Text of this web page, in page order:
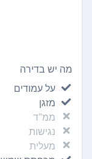
מה יש בדירה
על עמודים
מזגן
ממ"ד
נגישות
מעלית